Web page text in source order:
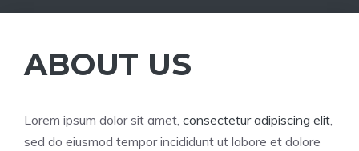
ABOUT US
Lorem ipsum dolor sit amet, consectetur adipiscing elit
sed do eiusmod tempor incididunt ut labore et dolore